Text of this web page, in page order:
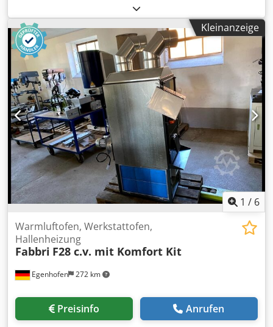
Warmluftgebläse, Rauchgasgebläse, elektronische
Steuerung mit Digitalanzeige: inklusive Zuluftfilter,
Ansaugfilter Umluft: großflächiger Zuluftfilter ohne
Leistungsverluste / inklusive Dsdpepn Nyzjfx Ag Isck
Warmluftförderrohre: 2 x 200mm mit gesteckten frei
drehbaren 90° Bögen Durchmesser Rauchabzug: 180mm
Feuerraumlänge: 660mm Feuerraumbreite: 480mm
Feuerraumhöhe: 600mm Luftförderung : 3500m³/h
Zuluftfilter: Ja, großflächiger Zuluftfilter ohne
Leistungsverluste Leistungsaufnahme: 550W ausgelegt für
Raumvolumen: 1000m³ Gewicht: 310 kg
Kleinanzeige
1 / 6
Egenhofen 272 km
Warmluftofen, Werkstattofen,
Hallenheizung
Fabbri F28 c.v. mit Komfort Kit
Preisinfo Anrufen